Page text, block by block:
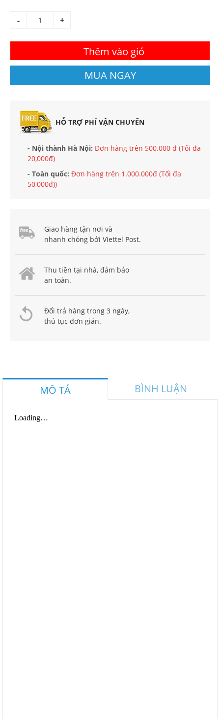
- +
Thêm vào giỏ
MUA NGAY
HỖ TRỢ PHÍ VẬN CHUYỂN
- Nội thành Hà Nội: Đơn hàng trên 500.000 đ (Tối đa
20,000đ)
- Toàn quốc: Đơn hàng trên 1.000.000đ (Tối đa
50,000đ))
Giao hàng tận nơi và
nhanh chóng bởi Viettel Post.
Thu tiền tại nhà, đảm bảo
an toàn.
Đổi trả hàng trong 3 ngày,
thủ tục đơn giản.
MÔ TẢ BÌNH LUẬN